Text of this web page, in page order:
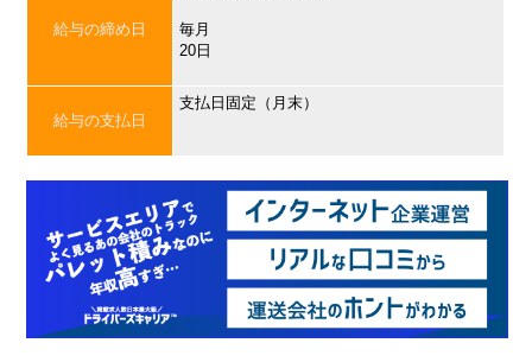
給与の締め日
毎月
20日
給与の支払日
支払日固定（月末）